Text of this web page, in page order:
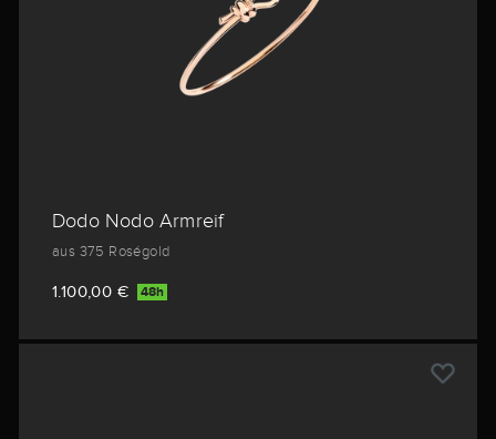
Dodo Nodo Armreif
aus 375 Roségold
1.100,00 € 48h